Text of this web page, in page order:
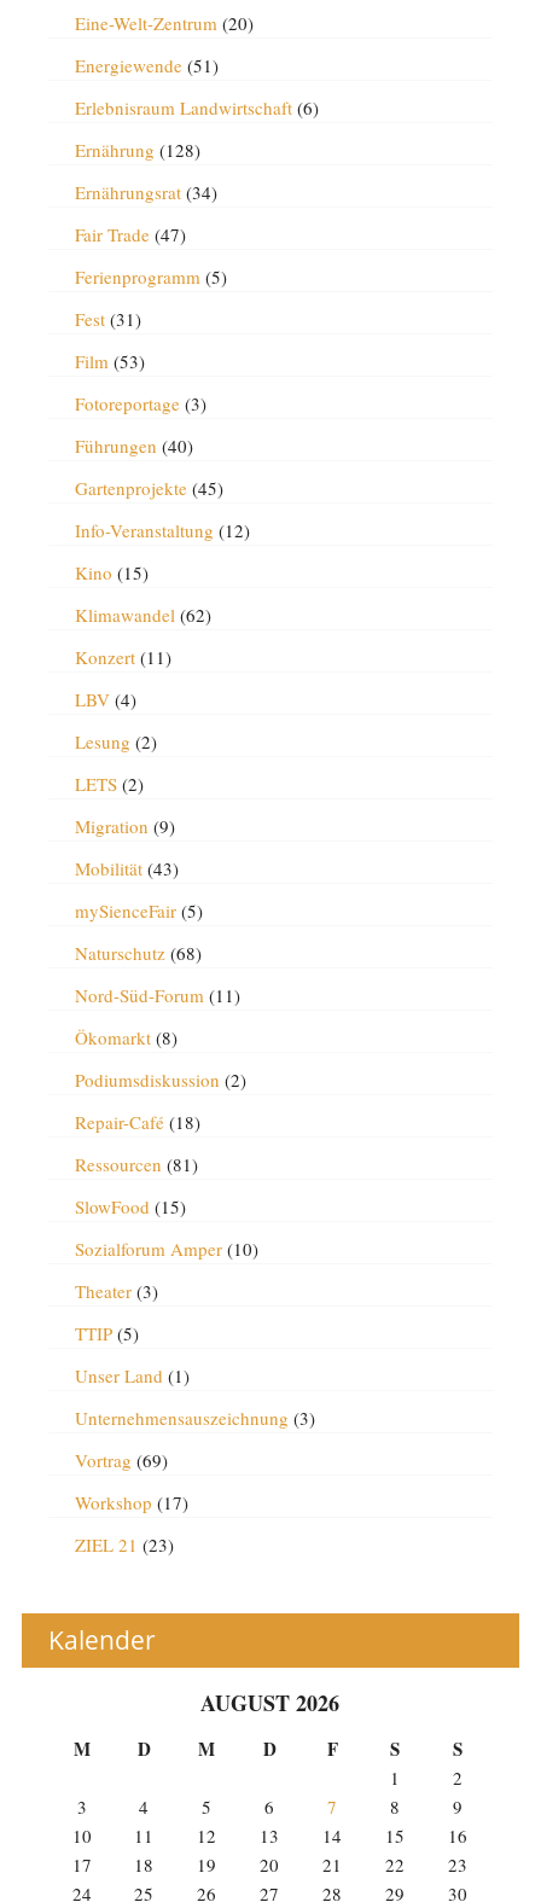
Eine-Welt-Zentrum(20)
Energiewende(51)
Erlebnisraum Landwirtschaft(6)
Ernährung (128)
Ernährungsrat(34)
Fair Trade(47)
Ferienprogramm(5)
Fest(31)
Film(53)
Fotoreportage(3)
Führungen (40)
Gartenprojekte(45)
Info-Veranstaltung (12)
Kino (15)
Klimawandel(62)
Konzert(11)
LBV(4)
Lesung (2)
LETS(2)
Migration (9)
Mobilität(43)
mySienceFair(5)
Naturschutz(68)
Nord-Süd-Forum(11)
Ökomarkt(8)
Podiumsdiskussion (2)
Repair-Café(18)
Ressourcen (81)
SlowFood (15)
Sozialforum Amper(10)
Theater(3)
TTIP(5)
Unser Land (1)
Unternehmensauszeichnung (3)
Vortrag (69)
Workshop (17)
ZIEL 21 (23)
Kalender
AUGUST 2026
M D M D F S S
1
2
3
4 5 6 7 8
9
10
11 12 13 14 15
16
17
18 19 20 21 22
23
24
25 26 27 28 29 30